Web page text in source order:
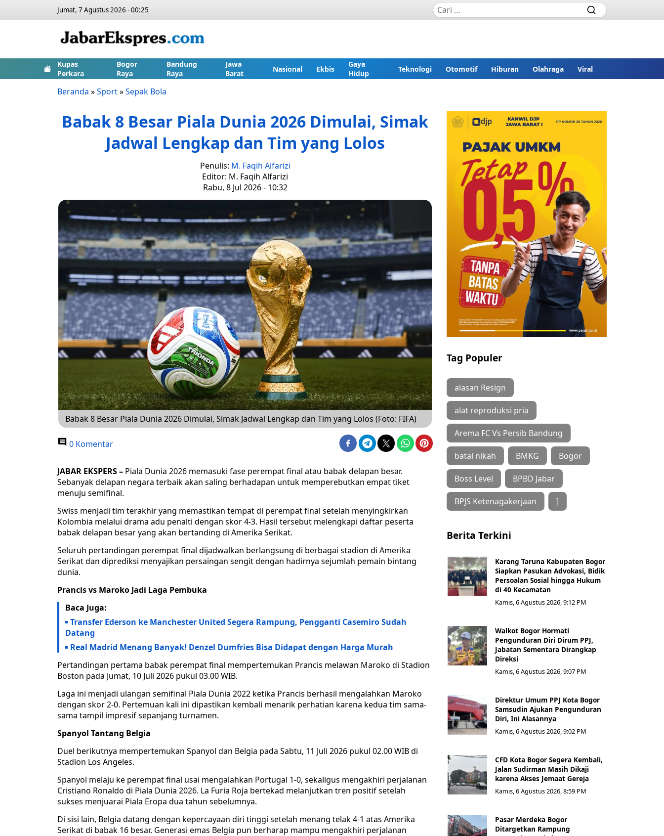
Jumat, 7 Agustus 2026 - 00:25
Kupas
Perkara
Bogor
Raya
Bandung
Raya
Jawa
Barat
Nasional Ekbis
Gaya
Hidup
Teknologi Otomotif Hiburan Olahraga Viral
Beranda »Sport»Sepak Bola
Babak 8 Besar Piala Dunia 2026 Dimulai, Simak
Jadwal Lengkap dan Tim yang Lolos
Penulis: M. Faqih Alfarizi
Editor: M. Faqih Alfarizi
Rabu, 8 Jul 2026 - 10:32
Babak 8 Besar Piala Dunia 2026 Dimulai, Simak Jadwal Lengkap dan Tim yang Lolos (Foto: FIFA)
0 Komentar
JABAR EKSPERS – Piala Dunia 2026 memasuki fase perempat final atau babak delapan besar.
Sebanyak delapan negara terbaik akan saling berhadapan untuk memperebutkan empat tiket
menuju semifinal.
Swiss menjadi tim terakhir yang memastikan tempat di perempat final setelah menyingkirkan
Kolombia melalui drama adu penalti dengan skor 4-3. Hasil tersebut melengkapi daftar peserta
babak delapan besar yang akan bertanding di Amerika Serikat.
Seluruh pertandingan perempat final dijadwalkan berlangsung di berbagai stadion di Amerika
Serikat dan diprediksi menyajikan persaingan sengit dengan hadirnya sejumlah pemain bintang
dunia.
Prancis vs Maroko Jadi Laga Pembuka
Baca Juga:
Transfer Ederson ke Manchester United Segera Rampung, Pengganti Casemiro Sudah
Datang
Real Madrid Menang Banyak! Denzel Dumfries Bisa Didapat dengan Harga Murah
Pertandingan pertama babak perempat final mempertemukan Prancis melawan Maroko di Stadion
Boston pada Jumat, 10 Juli 2026 pukul 03.00 WIB.
Laga ini menjadi ulangan semifinal Piala Dunia 2022 ketika Prancis berhasil mengalahkan Maroko
dengan skor 2-0. Pertemuan kali ini dipastikan kembali menarik perhatian karena kedua tim sama-
sama tampil impresif sepanjang turnamen.
Spanyol Tantang Belgia
Duel berikutnya mempertemukan Spanyol dan Belgia pada Sabtu, 11 Juli 2026 pukul 02.00 WIB di
Stadion Los Angeles.
Spanyol melaju ke perempat final usai mengalahkan Portugal 1-0, sekaligus mengakhiri perjalanan
Cristiano Ronaldo di Piala Dunia 2026. La Furia Roja bertekad melanjutkan tren positif setelah
sukses menjuarai Piala Eropa dua tahun sebelumnya.
Di sisi lain, Belgia datang dengan kepercayaan diri tinggi setelah menang telak 4-1 atas Amerika
Serikat di babak 16 besar. Generasi emas Belgia pun berharap mampu mengakhiri perjalanan
Tag Populer
alasan Resign
alat reproduksi pria
Arema FC Vs Persib Bandung
batal nikah BMKG Bogor
Boss Level BPBD Jabar
BPJS Ketenagakerjaan ]
Berita Terkini
Karang Taruna Kabupaten Bogor
Siapkan Pasukan Advokasi, Bidik
Persoalan Sosial hingga Hukum
di 40 Kecamatan
Kamis, 6 Agustus 2026, 9:12 PM
Walkot Bogor Hormati
Pengunduran Diri Dirum PPJ,
Jabatan Sementara Dirangkap
Direksi
Kamis, 6 Agustus 2026, 9:07 PM
Direktur Umum PPJ Kota Bogor
Samsudin Ajukan Pengunduran
Diri, Ini Alasannya
Kamis, 6 Agustus 2026, 9:02 PM
CFD Kota Bogor Segera Kembali,
Jalan Sudirman Masih Dikaji
karena Akses Jemaat Gereja
Kamis, 6 Agustus 2026, 8:59 PM
Pasar Merdeka Bogor
Ditargetkan Rampung